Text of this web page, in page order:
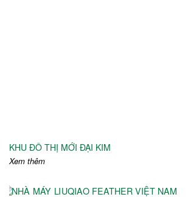
KHU ĐÔ THỊ MỚI ĐẠI KIM
Xem thêm